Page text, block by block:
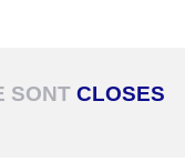
SONT CLOSES